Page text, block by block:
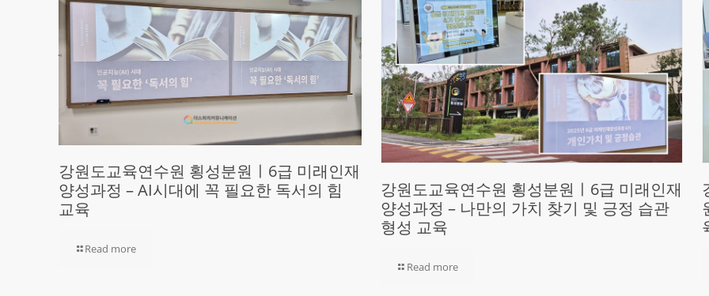
강원도교육연수원 횡성분원ㅣ6급 미래인재
양성과정 – AI시대에 꼭 필요한 독서의 힘
교육
Read more
강원도교육연수원 횡성분원ㅣ6급 미래인재
양성과정 – 나만의 가치 찾기 및 긍정 습관
형성 교육
Read more